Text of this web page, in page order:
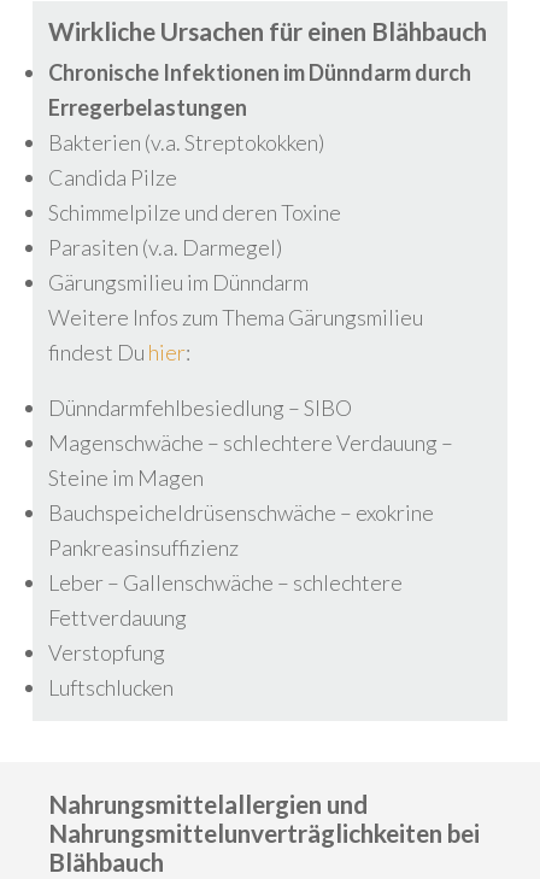
Wirkliche Ursachen für einen Blähbauch
Chronische Infektionen im Dünndarm durch
Erregerbelastungen
Bakterien (v.a. Streptokokken)
Candida Pilze
Schimmelpilze und deren Toxine
Parasiten (v.a. Darmegel)
Gärungsmilieu im Dünndarm
Weitere Infos zum Thema Gärungsmilieu
findest Du hier:
Dünndarmfehlbesiedlung – SIBO
Magenschwäche – schlechtere Verdauung –
Steine im Magen
Bauchspeicheldrüsenschwäche – exokrine
Pankreasinsuffizienz
Leber – Gallenschwäche – schlechtere
Fettverdauung
Verstopfung
Luftschlucken
Nahrungsmittelallergien und
Nahrungsmittelunverträglichkeiten bei
Blähbauch